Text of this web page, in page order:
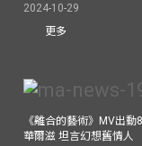
2024-10-29
更多
《離合的藝術》MV出
華爾滋 坦言幻想舊情人